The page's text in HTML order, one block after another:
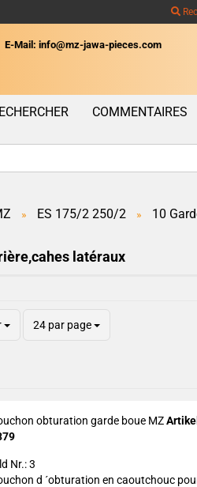
Wohnort
E-Mail: info@mz-jawa-pieces.com
COMMENTAIRES
» ES 175/2 250/2 » 10
latéraux
24 par page
obturation garde boue MZ
Nr.: 3
d ´obturation en caoutchouc